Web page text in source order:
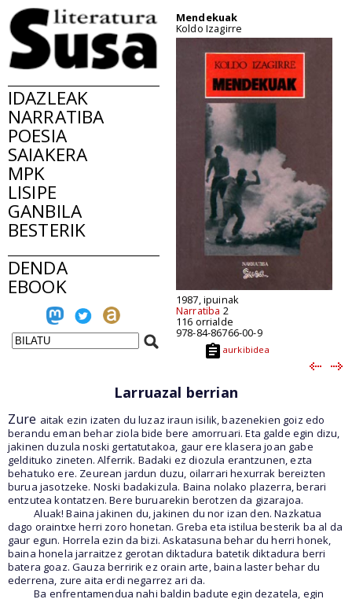
IDAZLEAK
NARRATIBA
POESIA
SAIAKERA
MPK
LISIPE
GANBILA
BESTERIK
DENDA
EBOOK
Mendekuak
Koldo Izagirre
1987, ipuinak
Narratiba 2
116 orrialde
978-84-86766-00-9
aurkibidea
Larruazal berrian
Zure aitak ezin izaten du luzaz iraun isilik, bazenekien goiz edo
berandu eman behar ziola bide bere amorruari. Eta galde egin dizu,
jakinen duzula noski gertatutakoa, gaur ere klasera joan gabe
geldituko zineten. Alferrik. Badaki ez diozula erantzunen, ezta
behatuko ere. Zeurean jardun duzu, oilarrari hexurrak bereizten
burua jasotzeke. Noski badakizula. Baina nolako plazerra, berari
entzutea kontatzen. Bere buruarekin berotzen da gizarajoa.
Aluak! Baina jakinen du, jakinen du nor izan den. Nazkatua
dago oraintxe herri zoro honetan. Greba eta istilua besterik ba al da
gaur egun. Horrela ezin da bizi. Askatasuna behar du herri honek,
baina honela jarraitzez gerotan diktadura batetik diktadura berri
batera goaz. Gauza berririk ez orain arte, baina laster behar du
ederrena, zure aita erdi negarrez ari da.
Ba enfrentamendua nahi baldin badute egin dezatela, egin